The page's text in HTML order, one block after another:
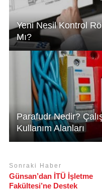
Yeni Nesil Kontrol
Mı?
Parafudr Nedir?
Kullanım Alanları
Sonraki Haber
Günsan’dan İTÜ İşletme
Fakültesi’ne Destek